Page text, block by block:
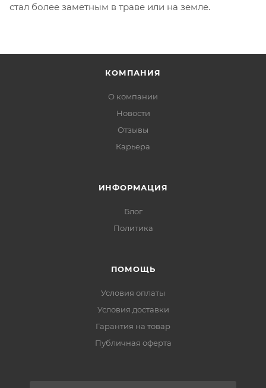
стал более заметным в траве или на земле.
КОМПАНИЯ
О компании
Новости
Отзывы
Карьера
ИНФОРМАЦИЯ
Блог
Политика
ПОМОЩЬ
Условия оплаты
Условия доставки
Гарантия на товар
Публичная оферта